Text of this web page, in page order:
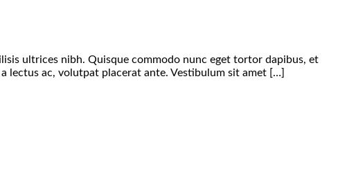
ultrices nibh. Quisque commodo nunc eget tortor dapibus, et
lectus ac, volutpat placerat ante. Vestibulum sit amet […]